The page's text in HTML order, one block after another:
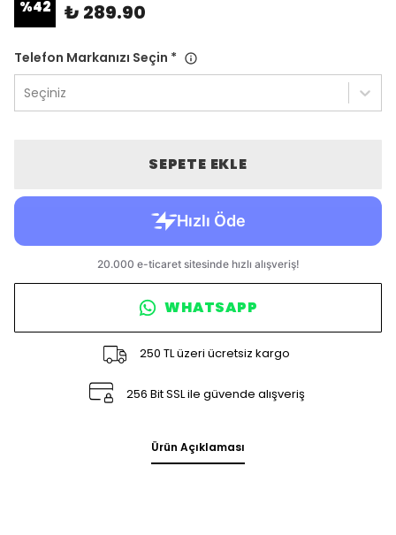
%42
₺ 289.90
Telefon Markanızı Seçin *
Seçiniz
SEPETE EKLE
WHATSAPP
250 TL üzeri ücretsiz kargo
256 Bit SSL ile güvende alışveriş
Ürün Açıklaması